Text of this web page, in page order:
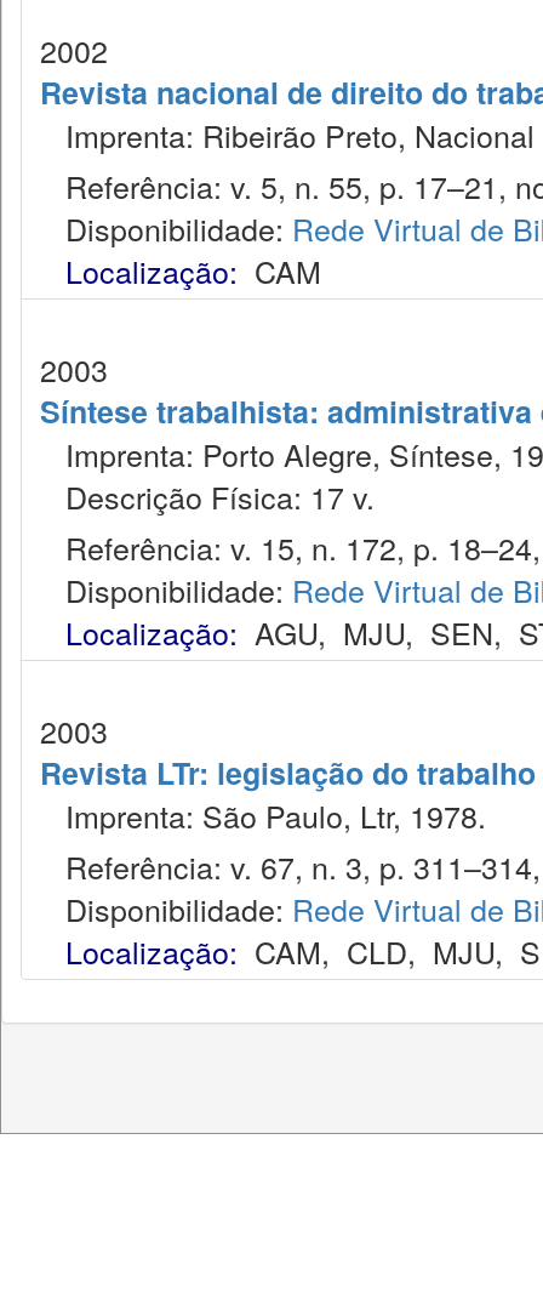
2002
Revista nacional de direito do
Imprenta: Ribeirão Preto,
Referência: v. 5, n. 55, p. 17–21,
Disponibilidade: Rede Virtual de
Localização: CAM
2003
Síntese trabalhista:
Imprenta: Porto Alegre, Síntese,
Descrição Física: 17 v.
Referência: v. 15, n. 172, p.
Disponibilidade: Rede Virtual de
Localização: AGU, MJU, SEN,
2003
Revista LTr: legislação do trabalho
Imprenta: São Paulo, Ltr, 1978.
Referência: v. 67, n. 3, p.
Disponibilidade: Rede Virtual de
Localização: CAM, CLD, MJU,